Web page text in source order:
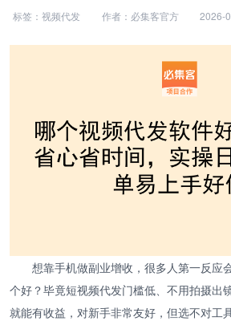
标签：视频代发 作者：必集客官方 2026-
想靠手机做副业增收，很多人第一反应
个好？毕竟短视频代发门槛低、不用拍摄出
就能有收益，对新手非常友好，但选不对工